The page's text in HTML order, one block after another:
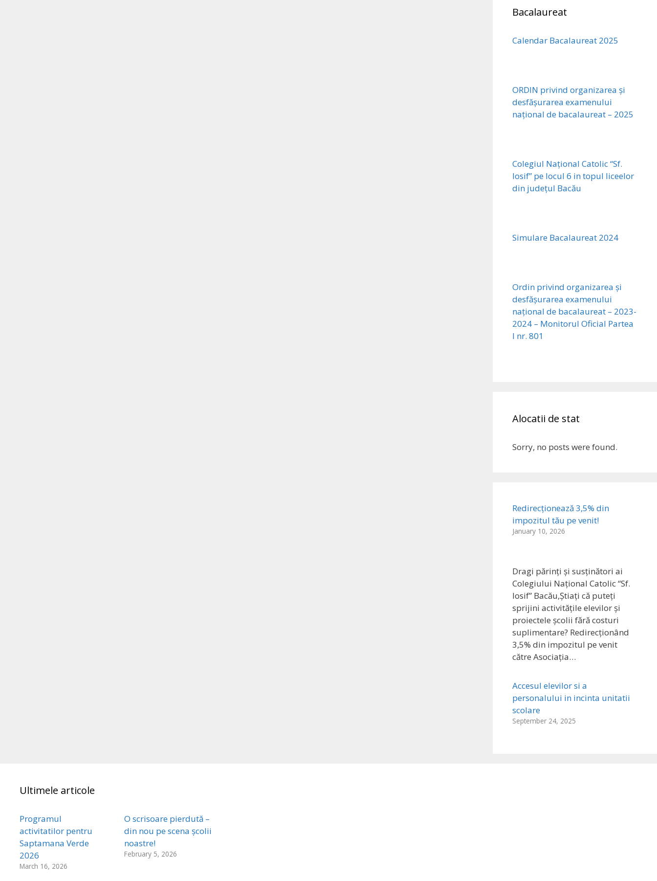
Bacalaureat
Calendar Bacalaureat 2025
ORDIN privind organizarea și
desfășurarea examenului
național de bacalaureat – 2025
Colegiul Național Catolic “Sf.
Iosif” pe locul 6 in topul liceelor
din județul Bacău
Simulare Bacalaureat 2024
Ordin privind organizarea și
desfășurarea examenului
național de bacalaureat – 2023-
2024 – Monitorul Oficial Partea
I nr. 801
Alocatii de stat
Sorry, no posts were found.
Redirecționează 3,5% din
impozitul tău pe venit!
January 10, 2026
Dragi părinți și susținători ai
Colegiului Național Catolic “Sf.
Iosif” Bacău,Știați că puteți
sprijini activitățile elevilor și
proiectele școlii fără costuri
suplimentare? Redirecționând
3,5% din impozitul pe venit
către Asociația…
Accesul elevilor si a
personalului in incinta unitatii
scolare
September 24, 2025
Ultimele articole
Programul
activitatilor pentru
Saptamana Verde
2026
March 16, 2026
O scrisoare pierdută –
din nou pe scena școlii
noastre!
February 5, 2026